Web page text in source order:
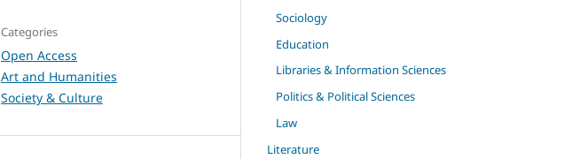
Categories
Open Access
Art and Humanities
Society & Culture
Sociology
Education
Libraries & Information Sciences
Politics & Political Sciences
Law
Literature